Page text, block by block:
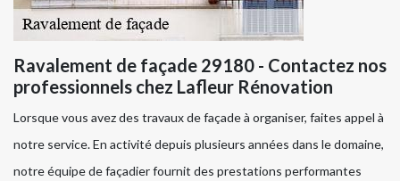
Ravalement de façade 29180 - Contactez nos
professionnels chez Lafleur Rénovation
Lorsque vous avez des travaux de façade à organiser, faites appel à
notre service. En activité depuis plusieurs années dans le domaine,
notre équipe de façadier fournit des prestations performantes